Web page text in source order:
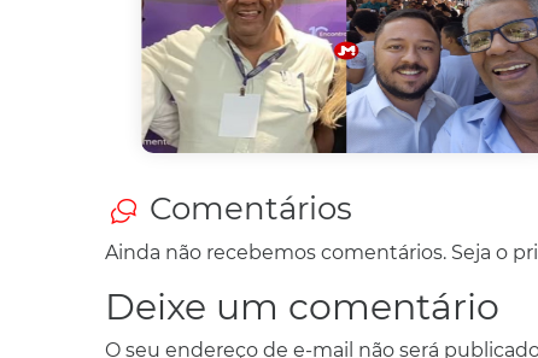
Comentários
Ainda não recebemos comentários. Seja o
Deixe um comentário
O seu endereço de e-mail não será